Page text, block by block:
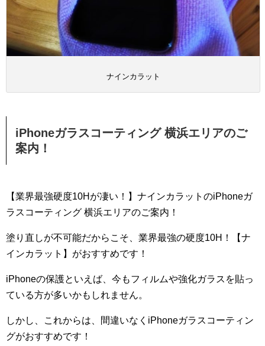
ナインカラット
iPhoneガラスコーティング 横浜エリアのご
案内！
【業界最強硬度10Hが凄い！】ナインカラットのiPhoneガ
ラスコーティング 横浜エリアのご案内！
塗り直しが不可能だからこそ、業界最強の硬度10H！【ナ
インカラット】がおすすめです！
iPhoneの保護といえば、今もフィルムや強化ガラスを貼っ
ている方が多いかもしれません。
しかし、これからは、間違いなくiPhoneガラスコーティン
グがおすすめです！